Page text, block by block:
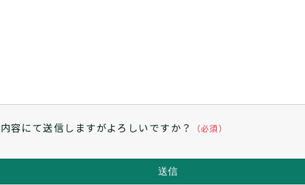
容にて送信しますがよろしいですか？ （必須）